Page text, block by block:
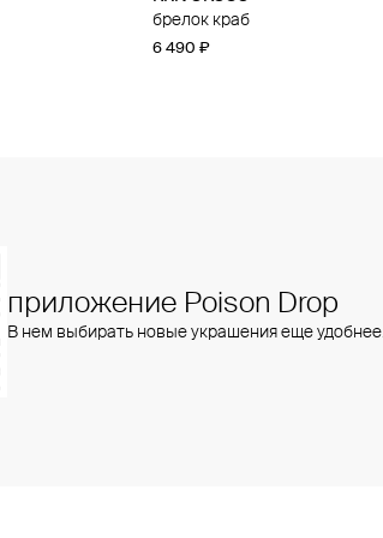
брелок краб
6 490 ₽
приложение Poison Drop
В нем выбирать новые украшения еще удобнее.